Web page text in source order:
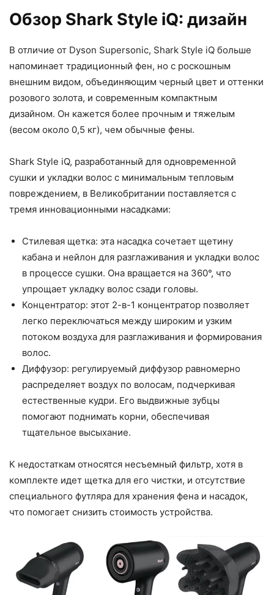
Обзор Shark Style iQ: дизайн
В отличие от Dyson Supersonic, Shark Style iQ больше
напоминает традиционный фен, но с роскошным
внешним видом, объединяющим черный цвет и оттенки
розового золота, и современным компактным
дизайном. Он кажется более прочным и тяжелым
(весом около 0,5 кг), чем обычные фены.
Shark Style iQ, разработанный для одновременной
сушки и укладки волос с минимальным тепловым
повреждением, в Великобритании поставляется с
тремя инновационными насадками:
Стилевая щетка: эта насадка сочетает щетину
кабана и нейлон для разглаживания и укладки волос
в процессе сушки. Она вращается на 360°, что
упрощает укладку волос сзади головы.
Концентратор: этот 2-в-1 концентратор позволяет
легко переключаться между широким и узким
потоком воздуха для разглаживания и формирования
волос.
Диффузор: регулируемый диффузор равномерно
распределяет воздух по волосам, подчеркивая
естественные кудри. Его выдвижные зубцы
помогают поднимать корни, обеспечивая
тщательное высыхание.
К недостаткам относятся несъемный фильтр, хотя в
комплекте идет щетка для его чистки, и отсутствие
специального футляра для хранения фена и насадок,
что помогает снизить стоимость устройства.